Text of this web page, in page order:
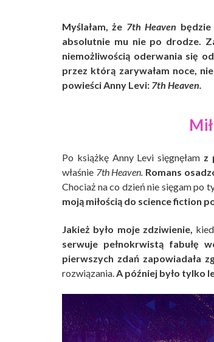
Myślałam, że 7th Heaven
absolutnie mu nie po drodze.
niemożliwością oderwania się
przez którą zarywałam noce,
powieści Anny Levi: 7th Heaven.
Po książkę Anny Levi sięgnęłam z
właśnie 7th Heaven. Romans
Chociaż na co dzień nie sięgam po
moją miłością do science fiction
Jakież było moje zdziwienie,
serwuje pełnokrwistą fabułę
pierwszych zdań zapowiadała
rozwiązania. A później było tylko